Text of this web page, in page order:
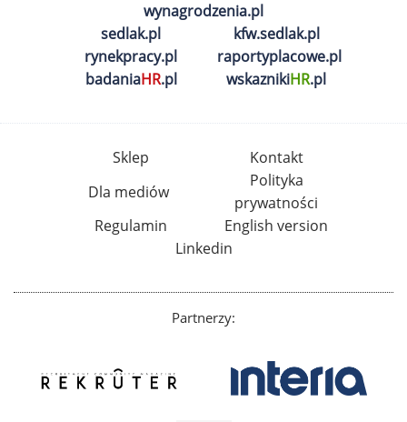
wynagrodzenia.pl
sedlak.pl
kfw.sedlak.pl
rynekpracy.pl
raportyplacowe.pl
badaniaHR.pl wskaznikiHR.pl
Sklep
Kontakt
Dla mediów
Polityka
prywatności
Regulamin
English version
Linkedin
Partnerzy: